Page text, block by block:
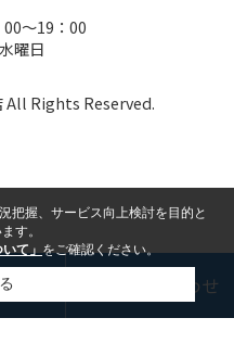
～19：00
曜日
All Rights Reserved.
LINE お問い合わせ
把握、サービス向上検討を目的と
す。
て」をご確認ください。